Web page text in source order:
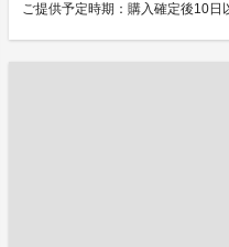
ご提供予定時期：購入確定後10